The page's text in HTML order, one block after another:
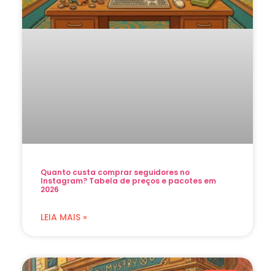
Quanto custa comprar seguidores no
Instagram? Tabela de preços e pacotes em
2026
LEIA MAIS »